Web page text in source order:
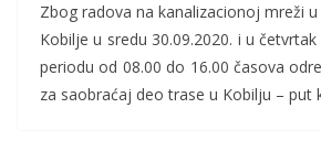
Zbog radova na kanalizacionoj mreži
Kobilje u sredu 30.09.2020. i u
periodu od 08.00 do 16.00 časova
za saobraćaj deo trase u Kobilju – put